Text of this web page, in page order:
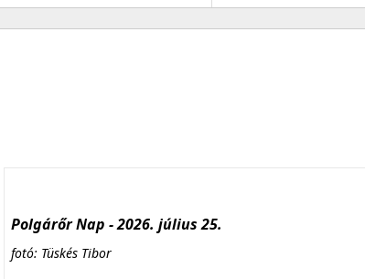
Polgárőr Nap - 2026. július 25.
fotó: Tüskés Tibor